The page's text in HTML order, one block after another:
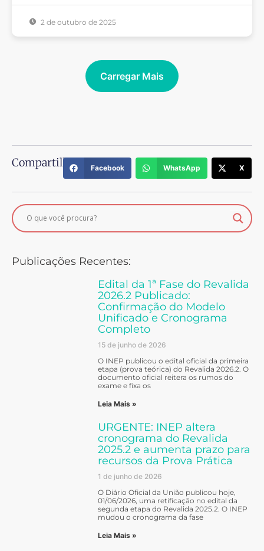
2 de outubro de 2025
Carregar Mais
Compartilhe: Facebook WhatsApp X
Publicações Recentes:
Edital da 1ª Fase do Revalida
2026.2 Publicado:
Confirmação do Modelo
Unificado e Cronograma
Completo
15 de junho de 2026
O INEP publicou o edital oficial da primeira
etapa (prova teórica) do Revalida 2026.2. O
documento oficial reitera os rumos do
exame e fixa os
Leia Mais »
URGENTE: INEP altera
cronograma do Revalida
2025.2 e aumenta prazo para
recursos da Prova Prática
1 de junho de 2026
O Diário Oficial da União publicou hoje,
01/06/2026, uma retificação no edital da
segunda etapa do Revalida 2025.2. O INEP
mudou o cronograma da fase
Leia Mais »